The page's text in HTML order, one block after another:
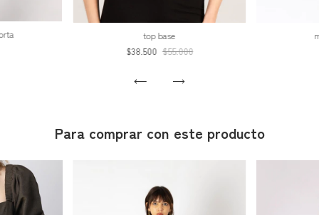
top base
$38.500 $55.000
Para comprar con este producto